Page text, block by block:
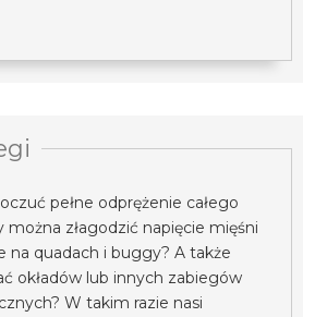
pełne odprężenie całego
można złagodzić napięcie mięśni
na quadach i buggy? A także
okładów lub innych zabiegów
W takim razie nasi